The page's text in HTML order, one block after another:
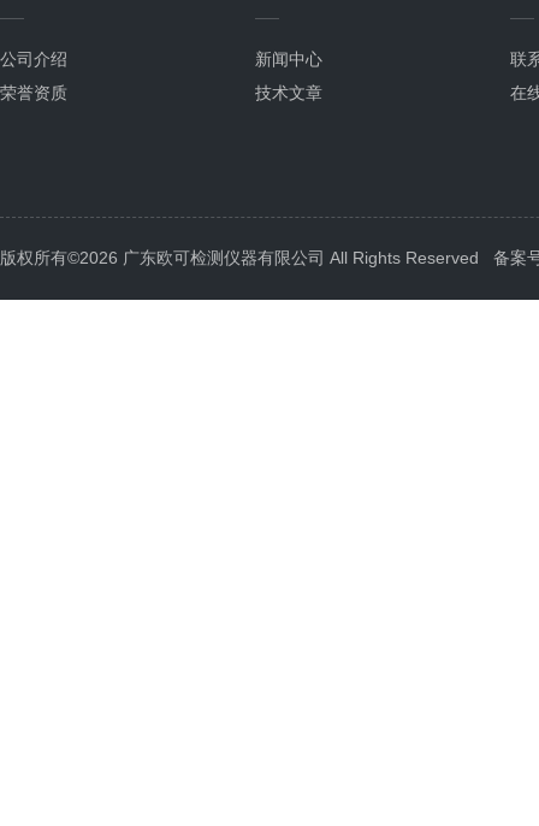
公司介绍
荣誉资质
新闻中心
技术文章
联
在
版权所有©2026 广东欧可检测仪器有限公司 All Rights Reserved 备案